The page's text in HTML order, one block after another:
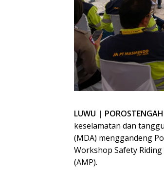
‎LUWU |
‎keselamatan dan
(MDA) menggandeng
Workshop Safety Riding
(AMP).